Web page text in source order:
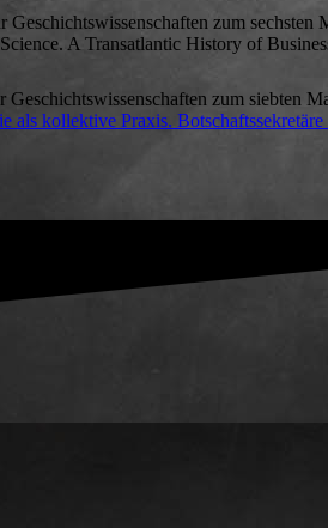
zum
A Transatlantic History of
zum siebten
als kollektive Praxis.